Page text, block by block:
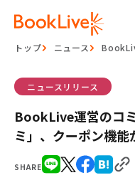
トップ ニュース
SHARE
ニュースリリース
BookLive運営のコ
ミ」、クーポン機能